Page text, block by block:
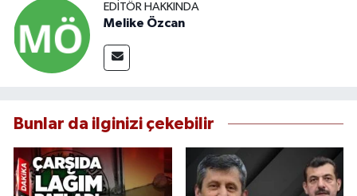
EDITÖR HAKKINDA
Melike Özcan
Bunlar da ilginizi çekebilir